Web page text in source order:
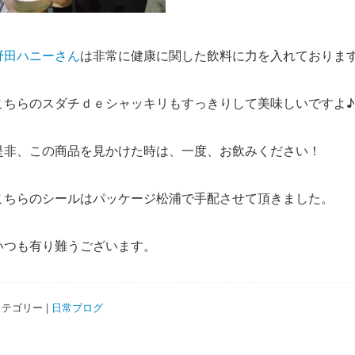
田ハニーさんは非常に健康に関した飲料に力を入れておりま
ちらのスダチｄｅシャッキリもすっきりして美味しいですよ♪
非、この商品を見かけた時は、一度、お飲みください！
ちらのシールはパッケージ松浦で手配させて頂きました。
つも有り難うございます。
ゴリー | 日常ブログ